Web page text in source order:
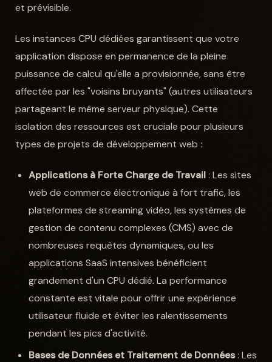
et prévisible.
Les instances CPU dédiées garantissent que votre
application dispose en permanence de la pleine
puissance de calcul qu'elle a provisionnée, sans être
affectée par les "voisins bruyants" (autres utilisateurs
partageant le même serveur physique). Cette
isolation des ressources est cruciale pour plusieurs
types de projets de développement web :
Applications à Forte Charge de Travail: Les sites
web de commerce électronique à fort trafic, les
plateformes de streaming vidéo, les systèmes de
gestion de contenu complexes (CMS) avec de
nombreuses requêtes dynamiques, ou les
applications SaaS intensives bénéficient
grandement d'un CPU dédié. La performance
constante est vitale pour offrir une expérience
utilisateur fluide et éviter les ralentissements
pendant les pics d'activité.
Bases de Données et Traitement de Données: Les